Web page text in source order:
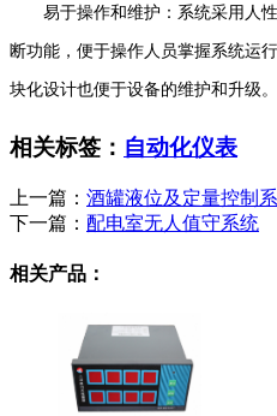
易于操作和维护：系统采用人性
断功能，便于操作人员掌握系统运
块化设计也便于设备的维护和升级。
相关标签： 自动化仪表
上一篇： 酒罐液位及定量控制
下一篇： 配电室无人值守系统
相关产品：